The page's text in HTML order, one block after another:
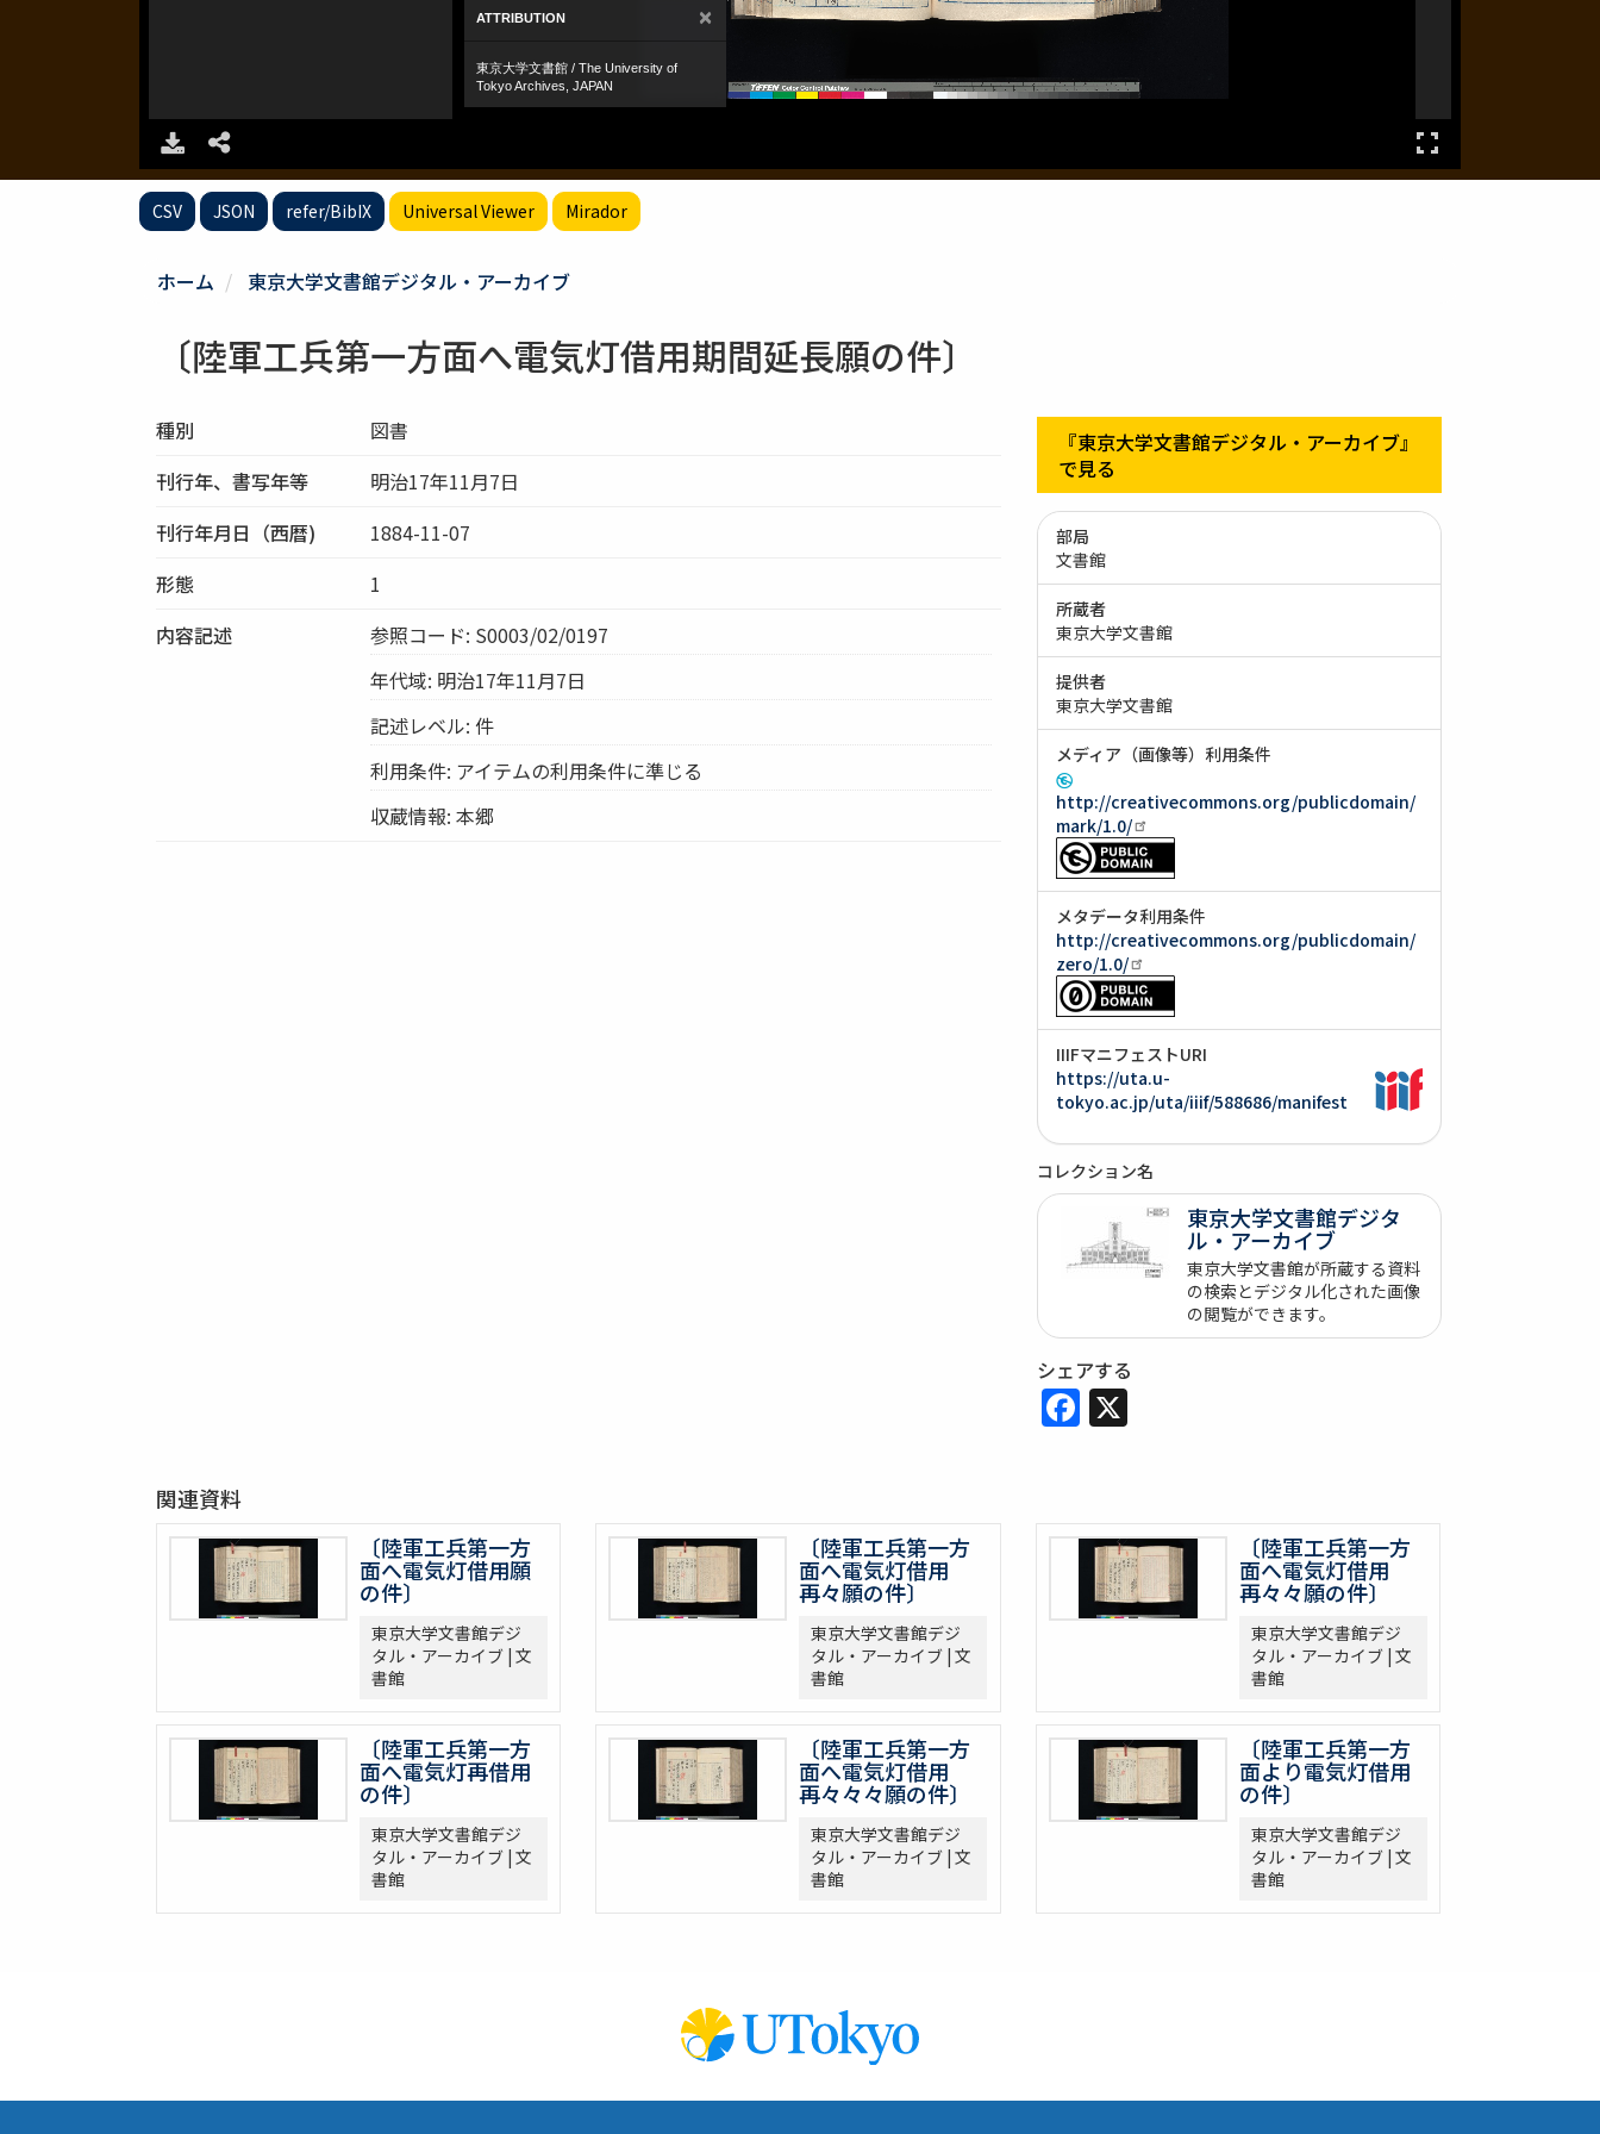
CSV JSON refer/BibIX Universal Viewer Mirador
ホーム 東京大学文書館デジタル・アーカイブ
〔陸軍工兵第一方面へ電気灯借用期間延長願の件〕
種別
図書
刊行年、書写年等
明治17年11月7日
刊行年月日（西暦)
1884-11-07
形態
1
内容記述
参照コード: S0003/02/0197
年代域: 明治17年11月7日
記述レベル: 件
利用条件: アイテムの利用条件に準じる
収蔵情報: 本郷
『東京大学文書館デジタル・アーカイブ』
で見る
部局
文書館
所蔵者
東京大学文書館
提供者
東京大学文書館
メディア（画像等）利用条件
http://creativecommons.org/publicdomain/
mark/1.0/
メタデータ利用条件
http://creativecommons.org/publicdomain/
zero/1.0/
IIIFマニフェストURI
https://uta.u-
tokyo.ac.jp/uta/iiif/588686/manifest
コレクション名
東京大学文書館デジタ
ル・アーカイブ
東京大学文書館が所蔵する資料
の検索とデジタル化された画像
の閲覧ができます。
シェアする
Facebook
X
関連資料
〔陸軍工兵第一方
面へ電気灯借用願
の件〕
東京大学文書館デジ
タル・アーカイブ | 文
書館
〔陸軍工兵第一方
面へ電気灯借用
再々願の件〕
東京大学文書館デジ
タル・アーカイブ | 文
書館
〔陸軍工兵第一方
面へ電気灯借用
再々々願の件〕
東京大学文書館デジ
タル・アーカイブ | 文
書館
〔陸軍工兵第一方
面へ電気灯再借用
の件〕
東京大学文書館デジ
タル・アーカイブ | 文
書館
〔陸軍工兵第一方
面へ電気灯借用
再々々々願の件〕
東京大学文書館デジ
タル・アーカイブ | 文
書館
〔陸軍工兵第一方
面より電気灯借用
の件〕
東京大学文書館デジ
タル・アーカイブ | 文
書館